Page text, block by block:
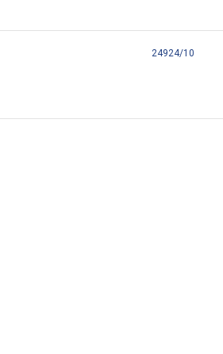
24924/10